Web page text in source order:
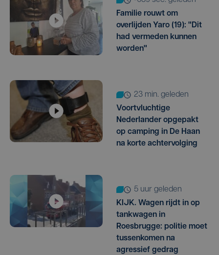
Familie rouwt om
overlijden Yaro (19): "Dit
had vermeden kunnen
worden"
23 min. geleden
Voortvluchtige
Nederlander opgepakt
op camping in De Haan
na korte achtervolging
5 uur geleden
KIJK. Wagen rijdt in op
tankwagen in
Roesbrugge: politie moet
tussenkomen na
agressief gedrag